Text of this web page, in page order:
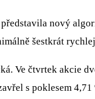
představila nový
šestkrát
Ve čtvrtek akcie
s poklesem